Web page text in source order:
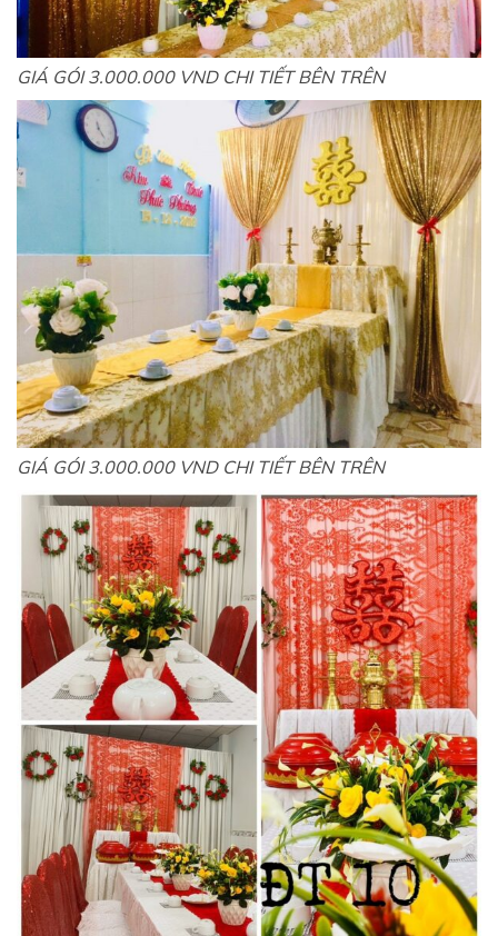
GIÁ GÓI 3.000.000 VND CHI TIẾT BÊN TRÊN
GIÁ GÓI 3.000.000 VND CHI TIẾT BÊN TRÊN